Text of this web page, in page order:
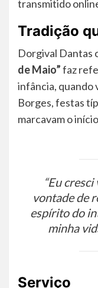
transmitido
Tradição
Dorgival Dantas
de Maio”faz
infância, quando
Borges, festas
marcavam o
“Eu
vontade de
espírito do
minha
Serviço